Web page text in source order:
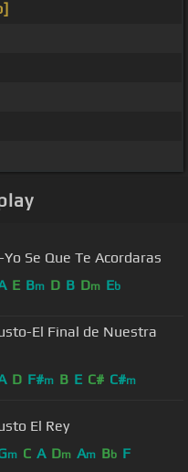
Se Que Te Acordaras
E Bm D B Dm Eb
El Final de Nuestra
D F#m B E C# C#m
José Augusto El Rey
m C A Dm Am Bb F